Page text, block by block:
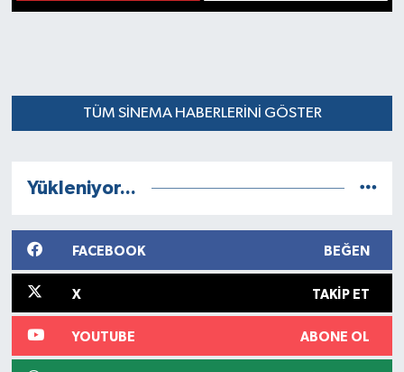
TÜM SINEMA HABERLERINI GÖSTER
Yükleniyor...
FACEBOOK BEĞEN
X TAKIP ET
YOUTUBE ABONE OL